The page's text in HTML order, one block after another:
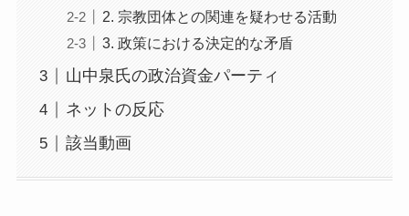
2. 宗教団体との関連を疑わせる活動
3. 政策における決定的な矛盾
山中泉氏の政治資金パーティ
ネットの反応
該当動画